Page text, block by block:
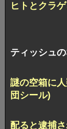
ヒトとクラ
ティッシュ
謎の空箱に
団シール)
配ると逮捕